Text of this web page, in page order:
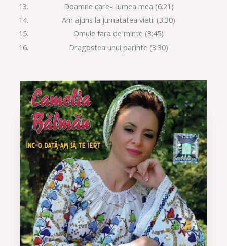
Doamne care-i lumea mea (6:21)
Am ajuns la jumatatea vietii (3:30)
Omule fara de minte (3:45)
Dragostea unui parinte (3:30)